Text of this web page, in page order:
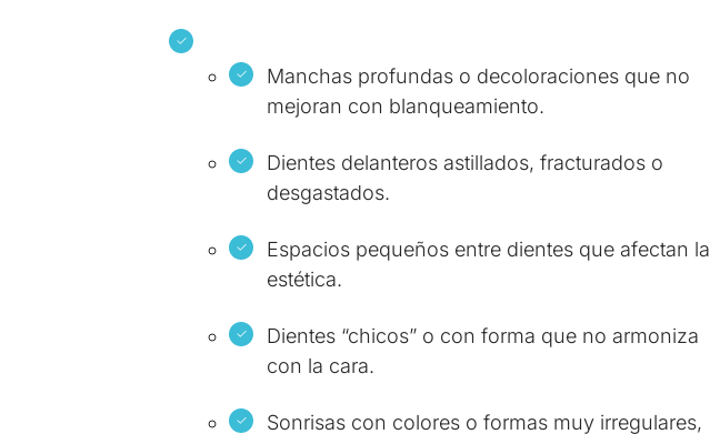
Manchas profundas o decoloraciones que no
mejoran con blanqueamiento.
Dientes delanteros astillados, fracturados o
desgastados.
Espacios pequeños entre dientes que afectan la
estética.
Dientes “chicos” o con forma que no armoniza
con la cara.
Sonrisas con colores o formas muy irregulares,